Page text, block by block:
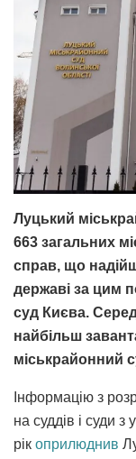
Луцький
663 загальних
справ, що
державі за цим
суд Києва.
найбільш
міськрайонний
Інформацію з
на суддів і суди з
рік оприлюднив